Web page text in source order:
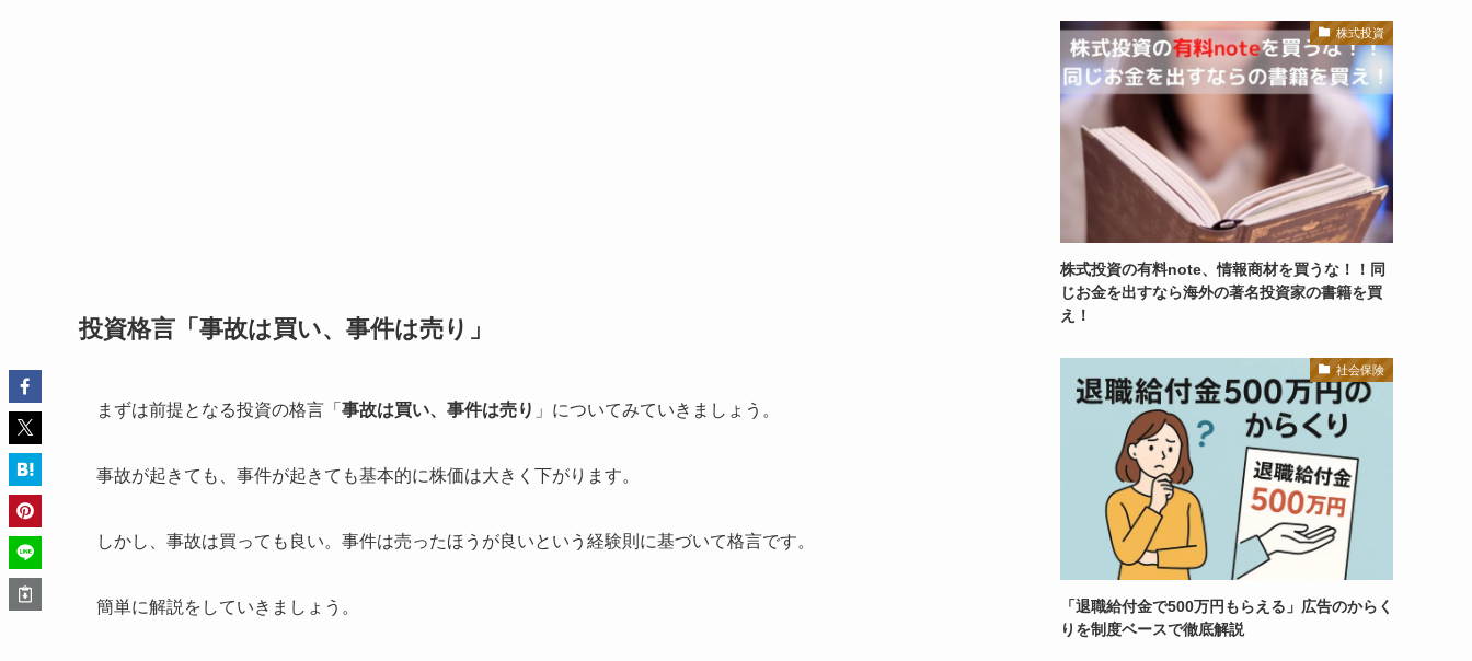
投資格言「事故は買い、事件は売り」
まずは前提となる投資の格言「 事故は買い、事件は売り 」についてみていきましょう。
事故が起きても、事件が起きても基本的に株価は大きく下がります。
しかし、事故は買っても良い。事件は売ったほうが良いという経験則に基づいて格言です。
簡単に解説をしていきましょう。
株式投資
株式投資の有料note、情報商材を買うな！！同
じお金を出すなら海外の著名投資家の書籍を買
え！
社会保険
「退職給付金で500万円もらえる」広告のからく
りを制度ベースで徹底解説